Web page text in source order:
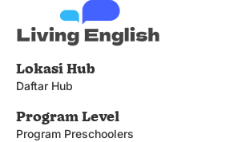
Lokasi Hub
Daftar Hub
Program Level
Program Preschoolers